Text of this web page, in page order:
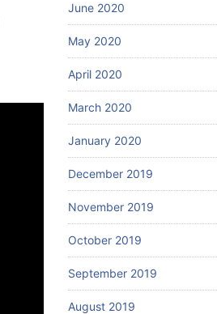
June 2020
May 2020
April 2020
March 2020
January 2020
December 2019
November 2019
October 2019
September 2019
August 2019